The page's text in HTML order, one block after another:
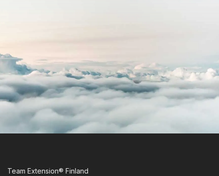
Team Extension® Finland